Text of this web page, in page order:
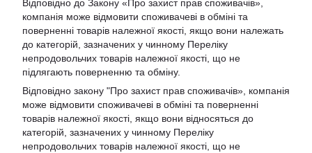
Відповідно до Закону «Про захист прав споживачів»,
компанія може відмовити споживачеві в обміні та
поверненні товарів належної якості, якщо вони належать
до категорій, зазначених у чинному Переліку
непродовольчих товарів належної якості, що не
підлягають поверненню та обміну.
Відповідно закону "Про захист прав споживачів» , компанія
може відмовити споживачеві в обміні та поверненні
товарів належної якості, якщо вони відносяться до
категорій, зазначених у чинному Переліку
непродовольчих товарів належної якості, що не